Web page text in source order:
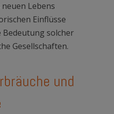
Lebens
Einflüsse
solcher
Gesellschaften.
und